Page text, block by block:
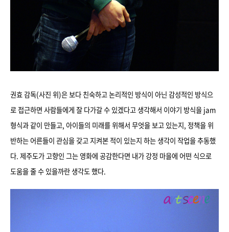
권효 감독(사진 위)은 보다 친숙하고 논리적인 방식이 아닌 감성적인 방식으
로 접근하면 사람들에게 잘 다가갈 수 있겠다고 생각해서 이야기 방식을 jam
형식과 같이 만들고, 아이들의 미래를 위해서 무엇을 보고 있는지, 정책을 위
반하는 어른들이 관심을 갖고 지켜본 적이 있는지 하는 생각이 작업을 추동했
다. 제주도가 고향인 그는 영화에 공감한다면 내가 강정 마을에 어떤 식으로
도움을 줄 수 있을까란 생각도 했다.